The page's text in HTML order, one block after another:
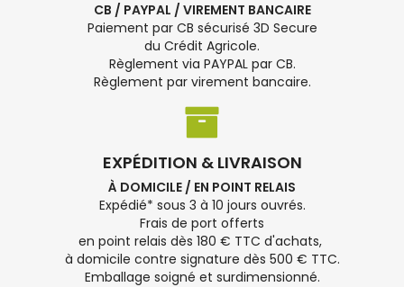
CB / PAYPAL / VIREMENT BANCAIRE
Paiement par CB sécurisé 3D Secure
du Crédit Agricole.
Règlement via PAYPAL par CB.
Règlement par virement bancaire.
EXPÉDITION & LIVRAISON
À DOMICILE / EN POINT RELAIS
Expédié* sous 3 à 10 jours ouvrés.
Frais de port offerts
en point relais dès 180 € TTC d'achats,
à domicile contre signature dès 500 € TTC.
Emballage soigné et surdimensionné.